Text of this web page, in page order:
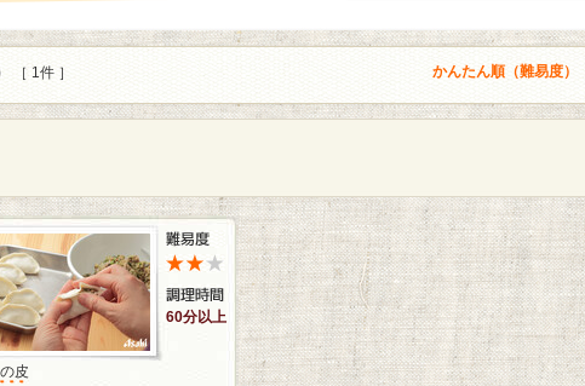
［ 1件 ］ かんたん順（難易度）
60分以上
皮